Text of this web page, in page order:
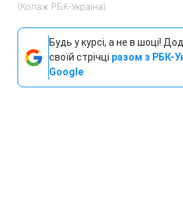
(Колаж РБК-Україна)
Будь у курсі, а не в шоці!
своїй стрічці разом з РБК-
Google